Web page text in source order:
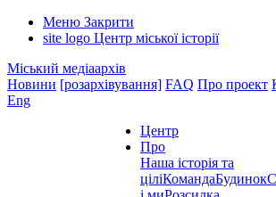
Меню Закрити
site logo Центр міської історії
Міський медіаархів
Новини [розархівування] FAQ Про проект
Eng
Центр
Про
Наша історія та
ціліКомандаБудинок